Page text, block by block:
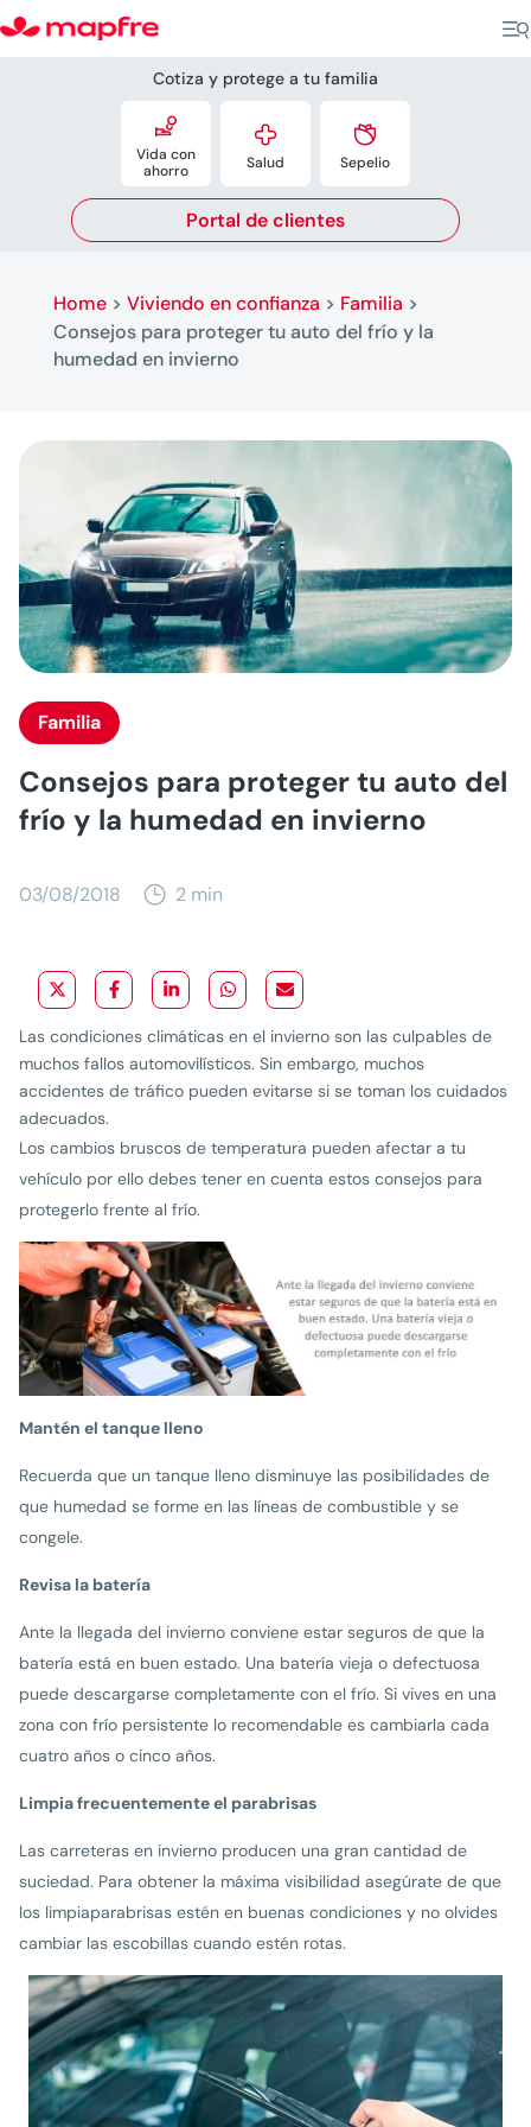
Cotiza y protege a tu familia

Vida con
ahorro

Salud

Sepelio
Portal de clientes
Home> Viviendo en confianza > Familia >
Consejos para proteger tu auto del frío y la
humedad en invierno
Familia
Consejos para proteger tu auto del
frío y la humedad en invierno
03/08/2018 2 min
Las condiciones climáticas en el invierno son las culpables de
muchos fallos automovilísticos. Sin embargo, muchos
accidentes de tráfico pueden evitarse si se toman los cuidados
adecuados.
Los cambios bruscos de temperatura pueden afectar a tu
vehículo por ello debes tener en cuenta estos consejos para
protegerlo frente al frío.
Mantén el tanque lleno
Recuerda que un tanque lleno disminuye las posibilidades de
que humedad se forme en las líneas de combustible y se
congele.
Revisa la batería
Ante la llegada del invierno conviene estar seguros de que la
batería está en buen estado. Una batería vieja o defectuosa
puede descargarse completamente con el frío. Si vives en una
zona con frío persistente lo recomendable es cambiarla cada
cuatro años o cinco años.
Limpia frecuentemente el parabrisas
Las carreteras en invierno producen una gran cantidad de
suciedad. Para obtener la máxima visibilidad asegúrate de que
los limpiaparabrisas estén en buenas condiciones y no olvides
cambiar las escobillas cuando estén rotas.